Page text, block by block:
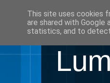
This site uses cookies
are shared with
statistics, and to detect